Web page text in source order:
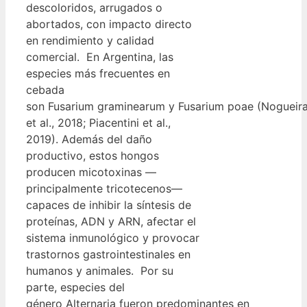
descoloridos, arrugados o
abortados, con impacto directo
en rendimiento y calidad
comercial. En Argentina, las
especies más frecuentes en
cebada
son Fusarium graminearum y Fusarium poae
et al., 2018; Piacentini et al.,
2019). Además del daño
productivo, estos hongos
producen micotoxinas —
principalmente tricotecenos—
capaces de inhibir la síntesis de
proteínas, ADN y ARN, afectar el
sistema inmunológico y provocar
trastornos gastrointestinales en
humanos y animales. Por su
parte, especies del
género Alternaria fueron predominantes en